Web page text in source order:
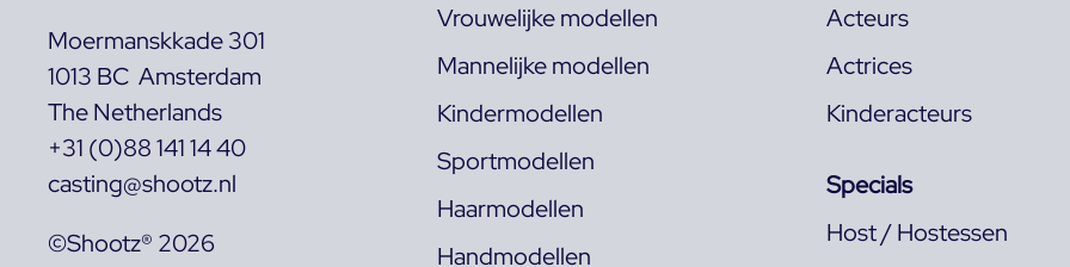
Moermanskkade 301
1013 BC Amsterdam
The Netherlands
+31 (0)88 141 14 40
casting@shootz.nl
©Shootz® 2026
Vrouwelijke modellen
Mannelijke modellen
Kindermodellen
Sportmodellen
Haarmodellen
Handmodellen
Acteurs
Actrices
Kinderacteurs
Specials
Host / Hostessen